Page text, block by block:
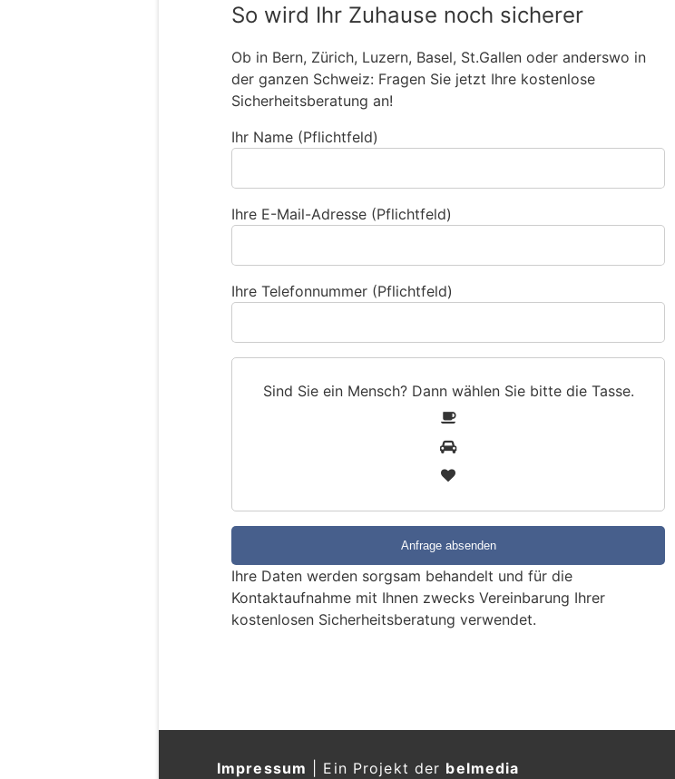
So wird Ihr Zuhause noch sicherer
Ob in Bern, Zürich, Luzern, Basel, St.Gallen oder anderswo in
der ganzen Schweiz: Fragen Sie jetzt Ihre kostenlose
Sicherheitsberatung an!
Ihr Name (Pflichtfeld)
Ihre E-Mail-Adresse (Pflichtfeld)
Ihre Telefonnummer (Pflichtfeld)
Sind Sie ein Mensch? Dann wählen Sie bitte die Tasse.
e
i
n
M
Ihre Daten werden sorgsam behandelt und für die
Kontaktaufnahme mit Ihnen zwecks Vereinbarung Ihrer
kostenlosen Sicherheitsberatung verwendet.
Impressum Ein Projekt der belmedia